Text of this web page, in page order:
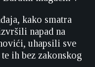
kako smatra
napad na
uhapsili sve
ih bez zakonskog